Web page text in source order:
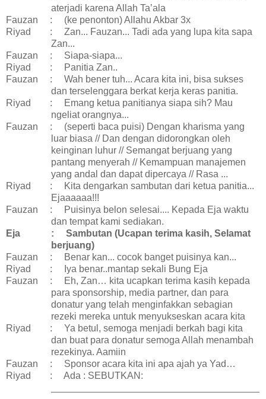
aterjadi karena Allah Ta’ala
Fauzan
:
(ke penonton) Allahu Akbar 3x
Riyad
:
Zan... Fauzan... Tadi ada yang lupa kita sapa
Zan...
Fauzan
:
Siapa-siapa...
Riyad
:
Panitia Zan..
Fauzan
:
Wah bener tuh... Acara kita ini, bisa sukses
dan terselenggara berkat kerja keras panitia.
Riyad
:
Emang ketua panitianya siapa sih? Mau
ngeliat orangnya...
Fauzan
:
(seperti baca puisi) Dengan kharisma yang
luar biasa // Dan dengan didorongkan oleh
keinginan luhur // Semangat berjuang yang
pantang menyerah // Kemampuan manajemen
yang andal dan dapat dipercaya // Rasa ...
Riyad
:
Kita dengarkan sambutan dari ketua panitia...
Ejaaaaaa!!!
Fauzan
:
Puisinya belon selesai.... Kepada Eja waktu
dan tempat kami sediakan.
Eja
:
Sambutan (Ucapan terima kasih, Selamat
berjuang)
Fauzan
:
Benar kan... cocok banget puisinya kan...
Riyad
:
Iya benar..mantap sekali Bung Eja
Fauzan
:
Eh, Zan… kita ucapkan terima kasih kepada
para sponsorship, media partner, dan para
donatur yang telah menginfakkan sebagian
rezeki mereka untuk menyukseskan acara kita
Riyad
:
Ya betul, semoga menjadi berkah bagi kita
dan buat para donatur semoga Allah menambah
rezekinya. Aamiin
Fauzan
:
Sponsor acara kita ini apa ajah ya Yad…
Riyad
:
Ada : SEBUTKAN: